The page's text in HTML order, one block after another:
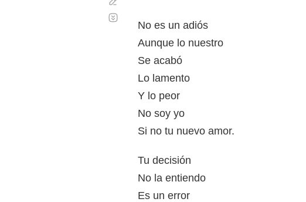
No es un adiós
Aunque lo nuestro
Se acabó
Lo lamento
Y lo peor
No soy yo
Si no tu nuevo amor.
Tu decisión
No la entiendo
Es un error
automático